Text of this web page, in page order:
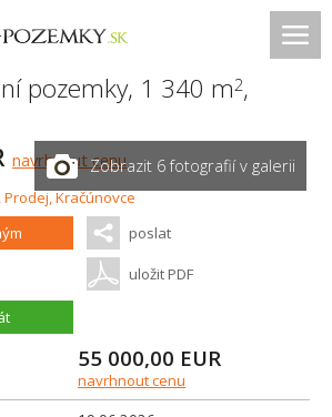
pozemky, 1 340 m2,
navrhnout cenuZobrazit 6 fotografií v galerii
poslat
uložit PDF
55 000,00 EUR
navrhnout cenu